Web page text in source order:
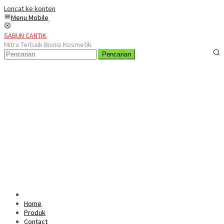
Loncat ke konten
Menu Mobile
SABUN CANTIK
Mitra Terbaik Bisnis Kosmetik
Pencarian
Home
Produk
Contact